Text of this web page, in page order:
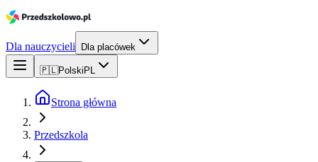
Dla nauczycieli Dla placówek
🇵🇱Polski PL
Strona główna
Przedszkola